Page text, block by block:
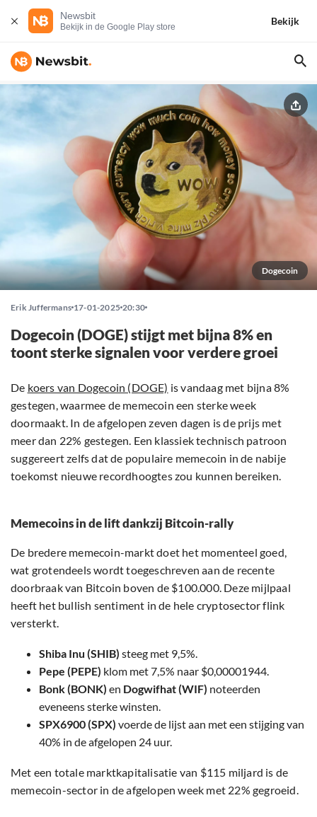
Newsbit
Bekijk in de Google Play store
Bekijk
Dogecoin
Erik Juffermans 17-01-2025 20:30
Dogecoin (DOGE) stijgt met bijna 8% en
toont sterke signalen voor verdere groei
De koers van Dogecoin (DOGE) is vandaag met bijna 8%
gestegen, waarmee de memecoin een sterke week
doormaakt. In de afgelopen zeven dagen is de prijs met
meer dan 22% gestegen. Een klassiek technisch patroon
suggereert zelfs dat de populaire memecoin in de nabije
toekomst nieuwe recordhoogtes zou kunnen bereiken.
Memecoins in de lift dankzij Bitcoin-rally
De bredere memecoin-markt doet het momenteel goed,
wat grotendeels wordt toegeschreven aan de recente
doorbraak van Bitcoin boven de $100.000. Deze mijlpaal
heeft het bullish sentiment in de hele cryptosector flink
versterkt.
Shiba Inu (SHIB) steeg met 9,5%.
Pepe (PEPE) klom met 7,5% naar $0,00001944.
Bonk (BONK) en Dogwifhat (WIF) noteerden
eveneens sterke winsten.
SPX6900 (SPX) voerde de lijst aan met een stijging van
40% in de afgelopen 24 uur.
Met een totale marktkapitalisatie van $115 miljard is de
memecoin-sector in de afgelopen week met 22% gegroeid.